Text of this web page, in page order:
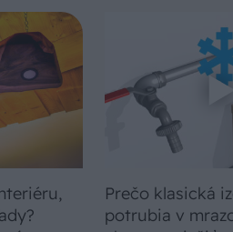
Prečo klasická
potrubia v